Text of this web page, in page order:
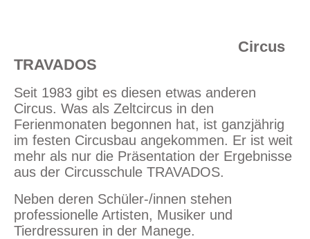
Circus
TRAVADOS
Seit 1983 gibt es diesen etwas anderen
Circus. Was als Zeltcircus in den
Ferienmonaten begonnen hat, ist ganzjährig
im festen Circusbau angekommen. Er ist weit
mehr als nur die Präsentation der Ergebnisse
aus der Circusschule TRAVADOS.
Neben deren Schüler-/innen stehen
professionelle Artisten, Musiker und
Tierdressuren in der Manege.